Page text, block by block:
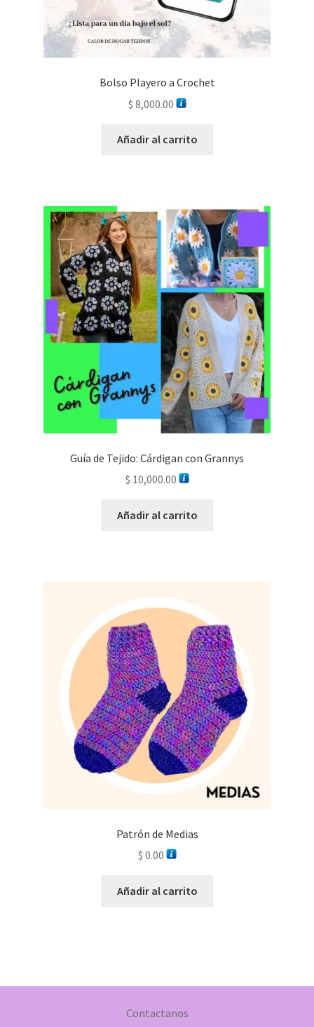
Bolso Playero a Crochet
$ 8,000.00
Añadir al carrito
Guía de Tejido: Cárdigan con Grannys
$ 10,000.00
Añadir al carrito
Patrón de Medias
$ 0.00
Añadir al carrito
Contactanos